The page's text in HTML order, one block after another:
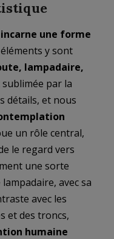
une forme
éléments y sont
lampadaire,
par la
détails, et nous
un rôle central,
le regard vers
une sorte
avec sa
avec les
et des troncs,
humaine